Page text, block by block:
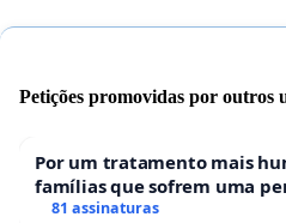
Petições promovidas por outros
Por um tratamento mais
famílias que sofrem uma
hospitais portugueses
81 assinaturas